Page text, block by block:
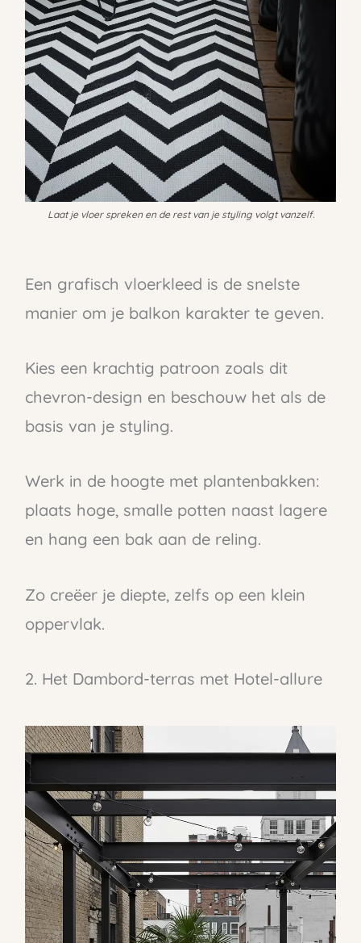
Laat je vloer spreken en de rest van je styling volgt vanzelf.
Een grafisch vloerkleed is de snelste
manier om je balkon karakter te geven.
Kies een krachtig patroon zoals dit
chevron-design en beschouw het als de
basis van je styling.
Werk in de hoogte met plantenbakken:
plaats hoge, smalle potten naast lagere
en hang een bak aan de reling.
Zo creëer je diepte, zelfs op een klein
oppervlak.
2. Het Dambord-terras met Hotel-allure